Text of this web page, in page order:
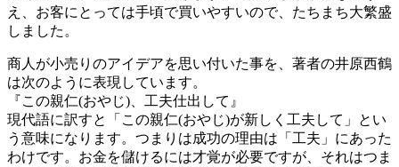
え、お客にとっては手頃で買いやすいので、たちまち大繁盛
しました。
商人が小売りのアイデアを思い付いた事を、著者の井原西鶴
は次のように表現しています。
『この親仁(おやじ)、工夫仕出して』
現代語に訳すと「この親仁(おやじ)が新しく工夫して」とい
う意味になります。つまりは成功の理由は「工夫」にあった
わけです。お金を儲けるには才覚が必要ですが、それはつま